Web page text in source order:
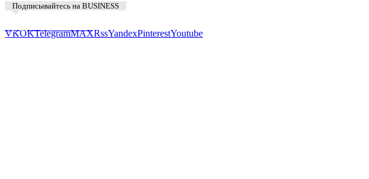
Подписывайтесь на BUSINESS
VKOKTelegramMAXRssYandexPinterestYoutube